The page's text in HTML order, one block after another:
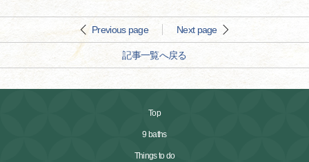
Previous page Next page
記事一覧へ戻る
Top
9 baths
Things to do